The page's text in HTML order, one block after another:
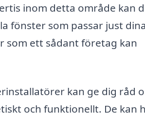
inom detta område kan
fönster som passar just dina
som ett sådant företag kan
kan ge dig råd
och funktionellt. De kan